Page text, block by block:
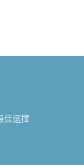
佳選擇